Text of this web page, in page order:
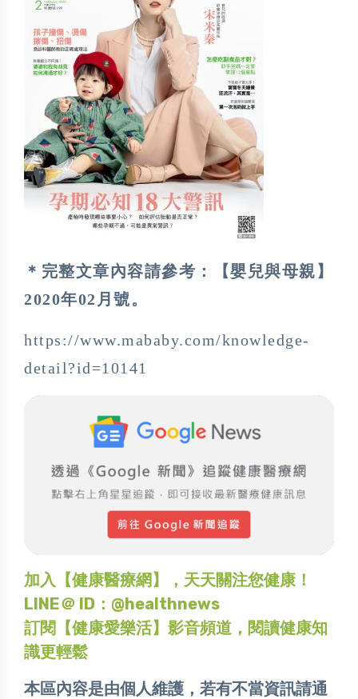
＊完整文章內容請參考：【嬰兒與母親】
2020年02月號。
https://www.mababy.com/knowledge-
detail?id=10141
加入【健康醫療網】，天天關注您健康！
LINE＠ ID：@healthnews
訂閱【健康愛樂活】影音頻道，閱讀健康知
識更輕鬆
本區內容是由個人維護，若有不當資訊請通